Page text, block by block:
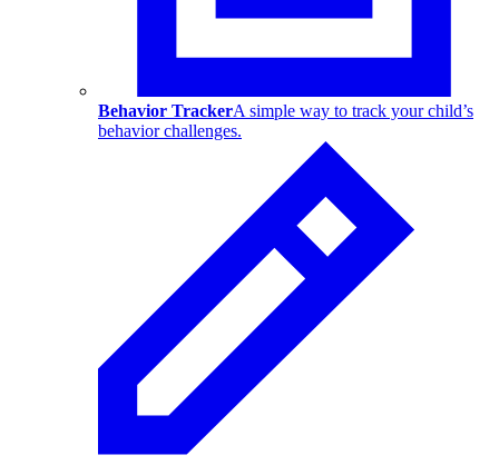
Behavior TrackerA simple way to track your child’s
behavior challenges.